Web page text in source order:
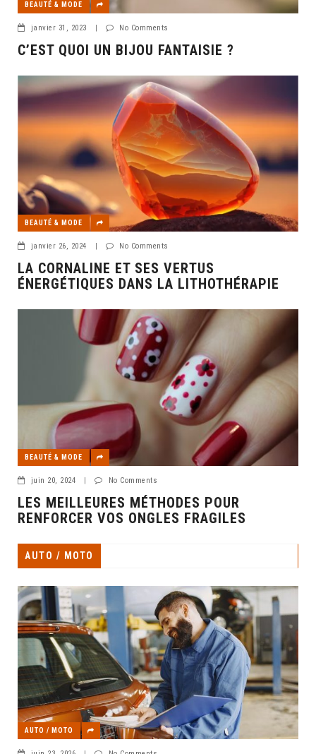
BEAUTÉ & MODE
janvier 31, 2023 No Comments
C’EST QUOI UN BIJOU FANTAISIE ?
BEAUTÉ & MODE
janvier 26, 2024 No Comments
LA CORNALINE ET SES VERTUS
ÉNERGÉTIQUES DANS LA LITHOTHÉRAPIE
BEAUTÉ & MODE
juin 20, 2024 | No Comments
LES MEILLEURES MÉTHODES POUR
RENFORCER VOS ONGLES FRAGILES
AUTO / MOTO
AUTO / MOTO